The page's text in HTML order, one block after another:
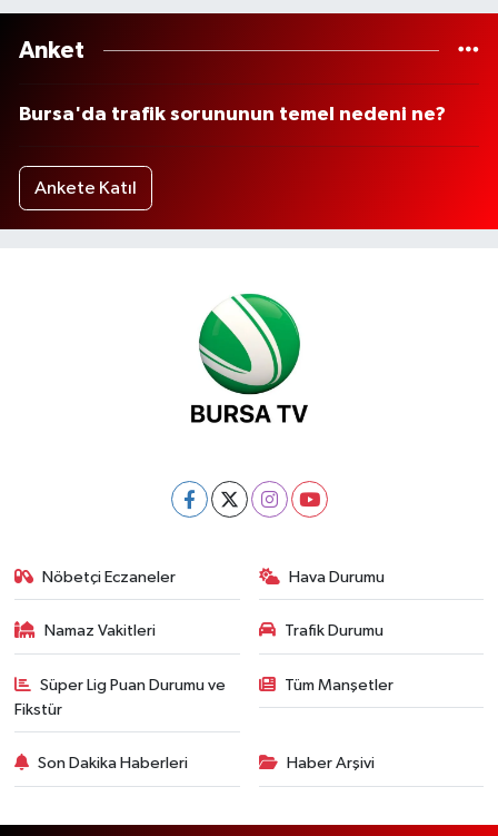
Anket
Bursa'da trafik sorununun temel nedeni ne?
Ankete Katıl
Nöbetçi Eczaneler Hava Durumu
Namaz Vakitleri Trafik Durumu
Süper Lig Puan Durumu ve
Fikstür
Tüm Manşetler
Son Dakika Haberleri Haber Arşivi